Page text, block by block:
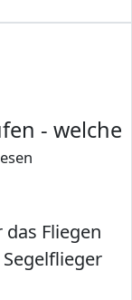
- welche
Fliegen